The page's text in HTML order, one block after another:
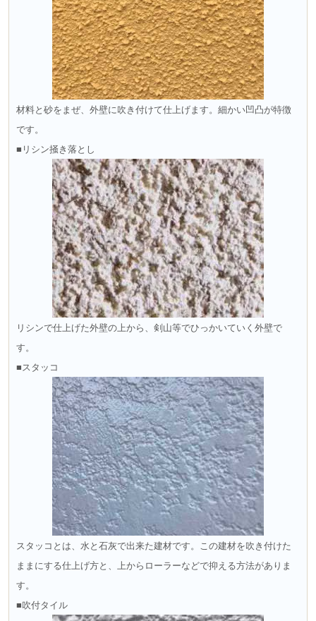
材料と砂をまぜ、外壁に吹き付けて仕上げます。細かい凹凸が特徴
です。
■リシン掻き落とし
リシンで仕上げた外壁の上から、剣山等でひっかいていく外壁で
す。
■スタッコ
スタッコとは、水と石灰で出来た建材です。この建材を吹き付けた
ままにする仕上げ方と、上からローラーなどで抑える方法がありま
す。
■吹付タイル